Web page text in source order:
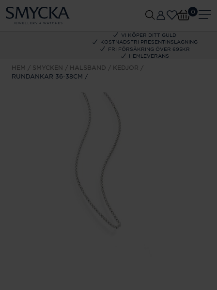
VI KÖPER DITT GULD
KOSTNADSFRI PRESENTINSLAGNING
FRI FÖRSÄKRING ÖVER 695KR
HEMLEVERANS
0
HEM SMYCKEN HALSBAND
KEDJOR
RUNDANKAR 36-38CM